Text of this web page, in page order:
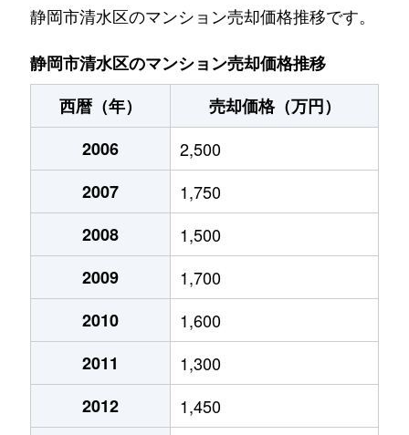
千歳町
950万円 新清水 徒歩10分
真砂町
2,700万円 清水(静岡) 徒歩5分
馬走北
1,000万円 草薙(ＪＲ) 徒歩28分
馬走北
570万円 草薙(ＪＲ)
1,700万円 清水(静岡)
1,200万円 新清水
静岡市清水区のマンション売却価格推移です。
静岡市清水区のマンション売却価格推移
西暦（年）
売却価格（万円）
2006
2,500
2007
1,750
2008
1,500
2009
1,700
2010
1,600
2011
1,300
2012
1,450